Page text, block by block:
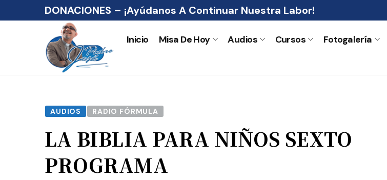
DONACIONES – ¡Ayúdanos A Continuar Nuestra Labor!
Inicio Misa De Hoy Audios Cursos Fotogalería
AUDIOS RADIO FÓRMULA
LA BIBLIA PARA NIÑOS SEXTO
PROGRAMA